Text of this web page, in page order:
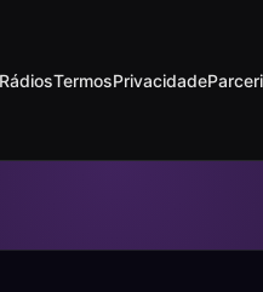
TermosPrivacidade